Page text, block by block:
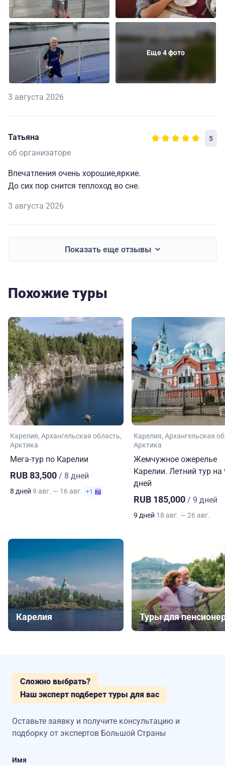
Еще 4 фото
3 августа 2026
Татьяна 5
об организаторе
Впечатления очень хорошие,яркие.
До сих пор снится теплоход во сне.
3 августа 2026
Показать еще отзывы
Похожие туры
Карелия Архангельская область
Арктика
Мега-тур по Карелии
RUB 83,500 / 8 дней
8 дней 9 авг. — 16 авг. +1
Карелия Архангельская
Арктика
Жемчужное ожерелье
Карелии. Летний тур на
дней
RUB 185,000 / 9 дней
9 дней 18 авг. — 26 авг.
Карелия Туры для
Сложно выбрать?
Наш эксперт подберет туры для вас
Оставьте заявку и получите консультацию и
подборку от экспертов Большой Страны
Имя